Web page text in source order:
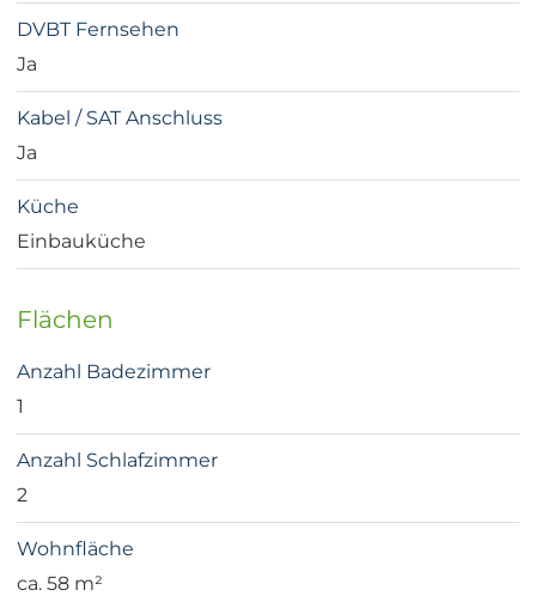
DVBT Fernsehen
Ja
Kabel / SAT Anschluss
Ja
Küche
Einbauküche
Flächen
Anzahl Badezimmer
1
Anzahl Schlafzimmer
2
Wohnfläche
ca. 58 m²